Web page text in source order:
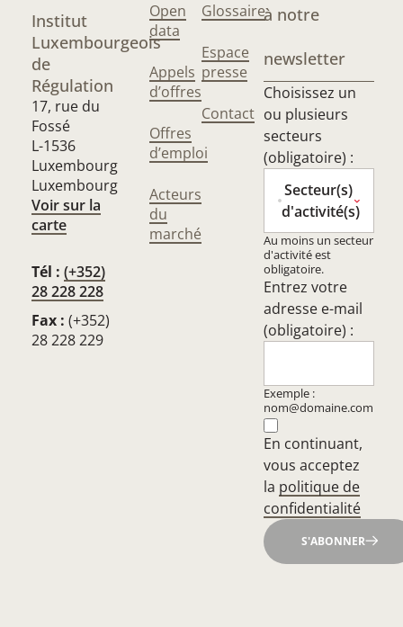
Institut
Luxembourgeois
de
Régulation
17, rue du
Fossé
L-1536
Luxembourg
Luxembourg
Voir sur la
carte
Tél : (+352)
28 228 228
Fax : (+352)
28 228 229
Open
data
Appels
d’offres
Offres
d’emploi
Acteurs
du
marché
Glossaire
Espace
presse
Contact
à notre
newsletter
Choisissez un
ou plusieurs
secteurs
(obligatoire) :
Secteur(s)
d'activité(s)
Au moins un secteur
d'activité est
obligatoire.
Entrez votre
adresse e-mail
(obligatoire) :
Exemple :
nom@domaine.com
En continuant,
vous acceptez
la politique de
confidentialité
S'ABONNER